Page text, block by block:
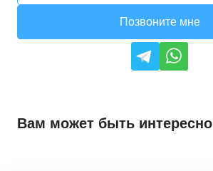
Позвоните мне
Вам может быть интересно